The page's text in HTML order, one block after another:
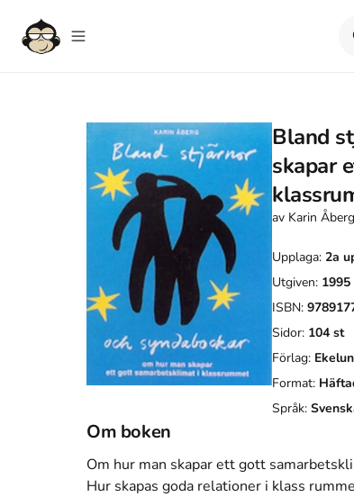
Bland
skapar
av Karin Åberg
Upplaga: 2a
Utgiven: 1995
ISBN:
Sidor: 104 st
Förlag:
Format:
Språk:
Om boken
Om hur man skapar ett gott
Hur skapas goda relationer i klass